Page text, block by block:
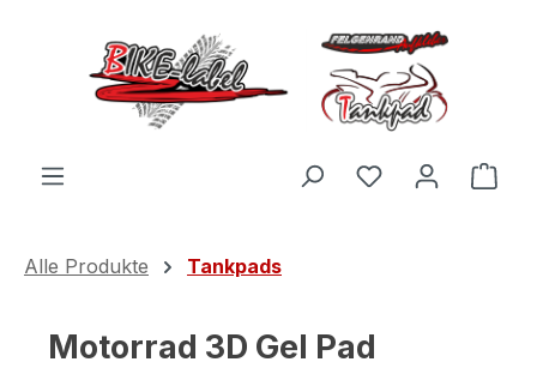
Zum Hauptinhalt springen
Du hast 0
Alle Produkte Tankpads
Motorrad 3D Gel Pad